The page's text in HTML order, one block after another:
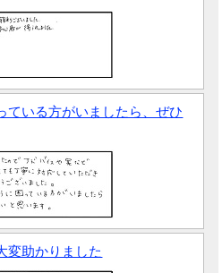
ている方がいましたら、ぜひ
変助かりました